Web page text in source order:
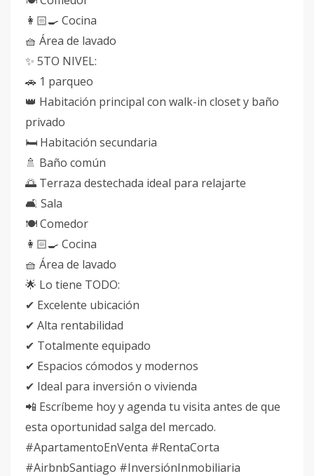
👩🏻‍🍳 Cocina
🧺 Área de lavado
✨ 5TO NIVEL:
🚗 1 parqueo
👑 Habitación principal con walk-in closet y baño
privado
🛏 Habitación secundaria
🚿 Baño común
🌅 Terraza destechada ideal para relajarte
🛋 Sala
🍽 Comedor
👩🏻‍🍳 Cocina
🧺 Área de lavado
🌟 Lo tiene TODO:
✔ Excelente ubicación
✔ Alta rentabilidad
✔ Totalmente equipado
✔ Espacios cómodos y modernos
✔ Ideal para inversión o vivienda
📲 Escríbeme hoy y agenda tu visita antes de que
esta oportunidad salga del mercado.
#ApartamentoEnVenta #RentaCorta
#AirbnbSantiago #InversiónInmobiliaria